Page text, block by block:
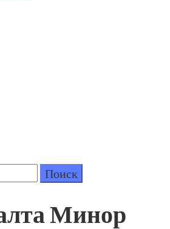
Минор